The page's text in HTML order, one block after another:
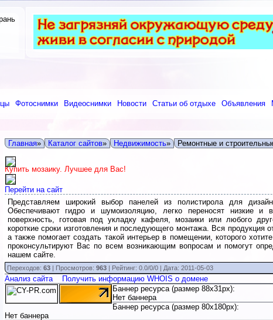
Фотоснимки Видеоснимки Новости Статьи об отдыхе Объявления
Главная» Каталог сайтов» Недвижимость» Ремонтные и
Купить мозаику. Лучшее для Вас!
Перейти на сайт
Представляем широкий выбор панелей из полистирола для
Обеспечивают гидро и шумоизоляцию, легко переносят низкие и
поверхность, готовая под укладку кафеля, мозаики или любого
короткие сроки изготовления и последующего монтажа. Вся продукция
а также помогает создать такой интерьер в помещении, которого
проконсультируют Вас по всем возникающим вопросам и помогут
нашем сайте.
Переходов: 63| Просмотров: 963| Рейтинг: 0.0/0/0 | Дата: 2011-05-03
Анализ сайта
Получить информацию WHOIS о домене
Баннер ресурса (размер 88x31px):
Нет баннера
Баннер ресурса (размер 80x180px):
Нет баннера